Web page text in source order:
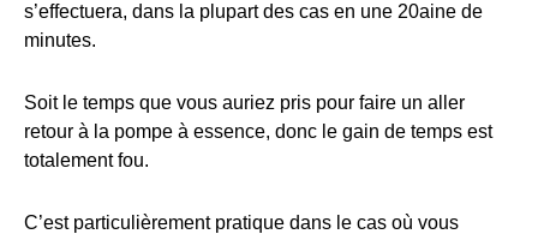
s’effectuera, dans la plupart des cas en une 20aine de
minutes.
Soit le temps que vous auriez pris pour faire un aller
retour à la pompe à essence, donc le gain de temps est
totalement fou.
C’est particulièrement pratique dans le cas où vous